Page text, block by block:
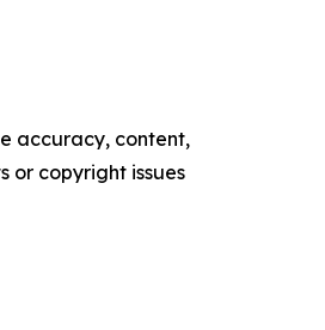
accuracy, content,
or copyright issues